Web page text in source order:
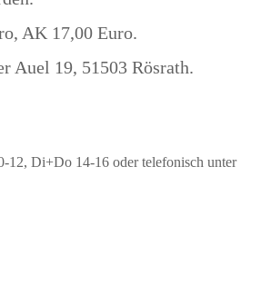
AK 17,00 Euro.
Auel 19, 51503 Rösrath.
Di+Do 14-16 oder telefonisch unter